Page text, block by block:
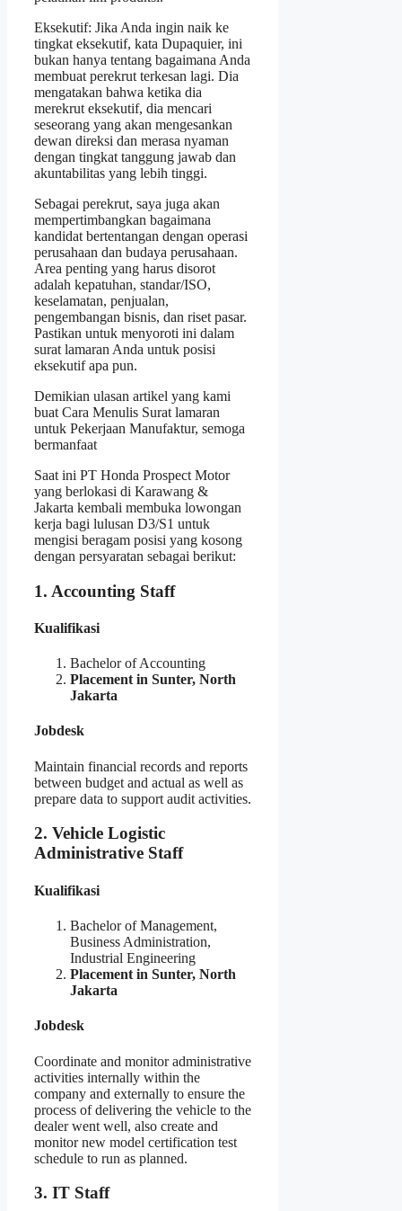
Eksekutif: Jika Anda ingin naik ke
tingkat eksekutif, kata Dupaquier, ini
bukan hanya tentang bagaimana Anda
membuat perekrut terkesan lagi. Dia
mengatakan bahwa ketika dia
merekrut eksekutif, dia mencari
seseorang yang akan mengesankan
dewan direksi dan merasa nyaman
dengan tingkat tanggung jawab dan
akuntabilitas yang lebih tinggi.
Sebagai perekrut, saya juga akan
mempertimbangkan bagaimana
kandidat bertentangan dengan operasi
perusahaan dan budaya perusahaan.
Area penting yang harus disorot
adalah kepatuhan, standar/ISO,
keselamatan, penjualan,
pengembangan bisnis, dan riset pasar.
Pastikan untuk menyoroti ini dalam
surat lamaran Anda untuk posisi
eksekutif apa pun.
Demikian ulasan artikel yang kami
buat Cara Menulis Surat lamaran
untuk Pekerjaan Manufaktur, semoga
bermanfaat
Saat ini PT Honda Prospect Motor
yang berlokasi di Karawang &
Jakarta kembali membuka lowongan
kerja bagi lulusan D3/S1 untuk
mengisi beragam posisi yang kosong
dengan persyaratan sebagai berikut:
1. Accounting Staff
Kualifikasi
Bachelor of Accounting
Placement in Sunter, North
Jakarta
Jobdesk
Maintain financial records and reports
between budget and actual as well as
prepare data to support audit activities.
2. Vehicle Logistic
Administrative Staff
Kualifikasi
Bachelor of Management,
Business Administration,
Industrial Engineering
Placement in Sunter, North
Jakarta
Jobdesk
Coordinate and monitor administrative
activities internally within the
company and externally to ensure the
process of delivering the vehicle to the
dealer went well, also create and
monitor new model certification test
schedule to run as planned.
3. IT Staff